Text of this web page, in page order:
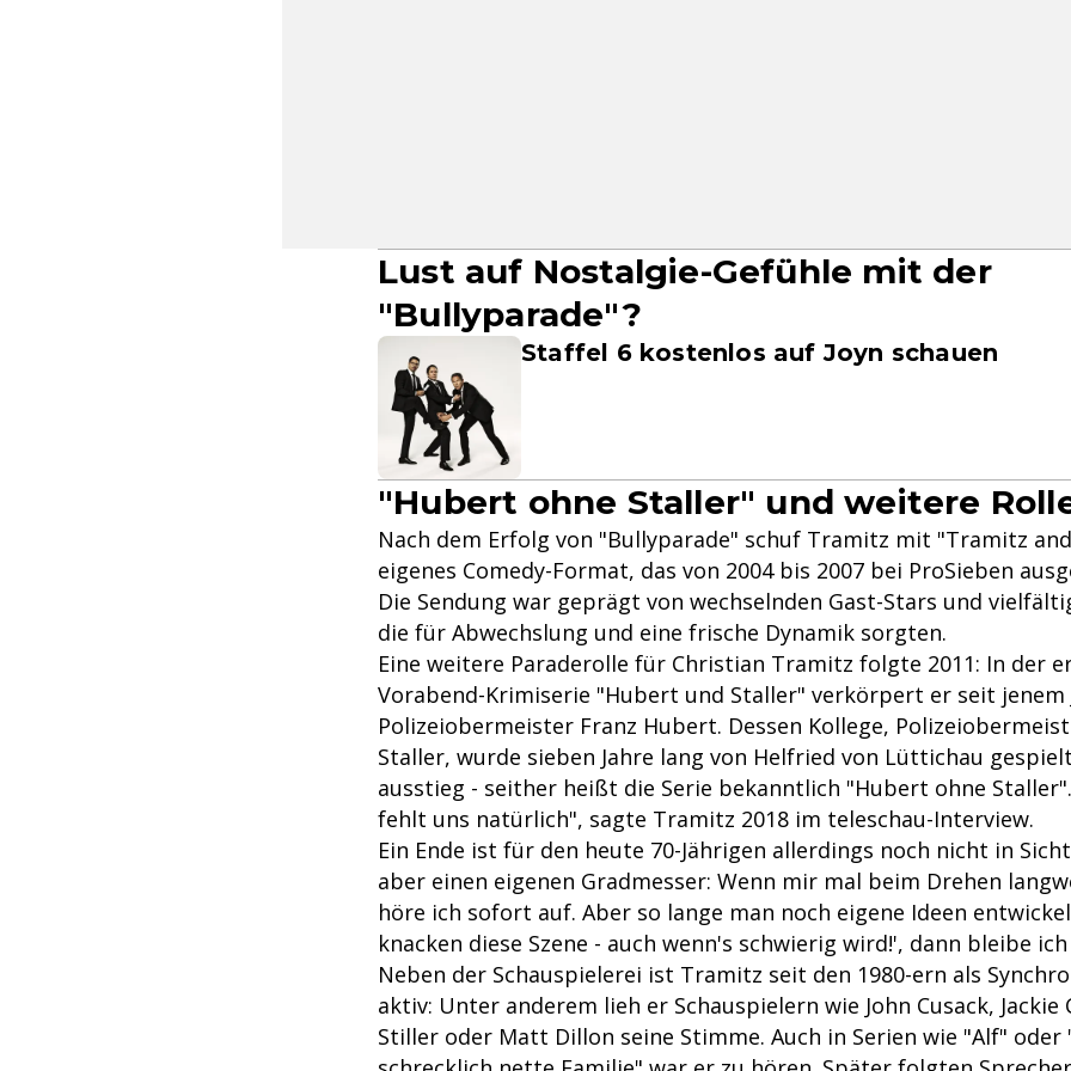
Lust auf Nostalgie-Gefühle mit der
"Bullyparade"?
Staffel 6 kostenlos auf Joyn schauen
"Hubert ohne Staller" und weitere
Nach dem Erfolg von "Bullyparade" schuf Tramitz mit "Tramitz
eigenes Comedy-Format, das von 2004 bis 2007 bei ProSieben
Die Sendung war geprägt von wechselnden Gast-Stars und
die für Abwechslung und eine frische Dynamik sorgten.
Eine weitere Paraderolle für Christian Tramitz folgte 2011: In der
Vorabend-Krimiserie "Hubert und Staller" verkörpert er seit jenem
Polizeiobermeister Franz Hubert. Dessen Kollege,
Staller, wurde sieben Jahre lang von Helfried von Lüttichau
ausstieg - seither heißt die Serie bekanntlich "Hubert ohne
fehlt uns natürlich", sagte Tramitz 2018 im teleschau-Interview.
Ein Ende ist für den heute 70-Jährigen allerdings noch nicht in
aber einen eigenen Gradmesser: Wenn mir mal beim Drehen
höre ich sofort auf. Aber so lange man noch eigene Ideen
knacken diese Szene - auch wenn's schwierig wird!', dann bleibe
Neben der Schauspielerei ist Tramitz seit den 1980-ern als
aktiv: Unter anderem lieh er Schauspielern wie John Cusack, Jackie
Stiller oder Matt Dillon seine Stimme. Auch in Serien wie "Alf" oder